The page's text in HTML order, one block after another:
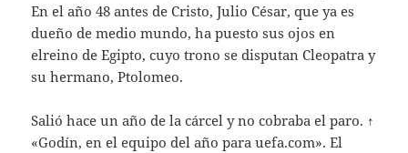
En el año 48 antes de Cristo, Julio César, que ya es
dueño de medio mundo, ha puesto sus ojos en
elreino de Egipto, cuyo trono se disputan Cleopatra y
su hermano, Ptolomeo.
Salió hace un año de la cárcel y no cobraba el paro. ↑
«Godín, en el equipo del año para uefa.com». El